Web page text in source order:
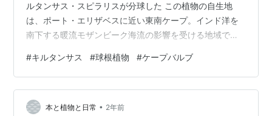
ルタンサス・スピラリスが分球した この植物の自生地
は、ポート・エリザベスに近い東南ケープ。インド洋を
南下する暖流モザンビーク海流の影響を受ける地域で、
より暖かく、夏は北のクワズール・ナタール州やレソト
よりも冷涼である。 スピラリスの種小名は<螺旋形の>と
いう意味で、その名のとおり、リボンのように細い葉が
くるくると渦を巻いている。 キルタンサス属のなかでは
#キルタンサス #球根植物 #ケープバルブ
本と植物と日常 • 2年前